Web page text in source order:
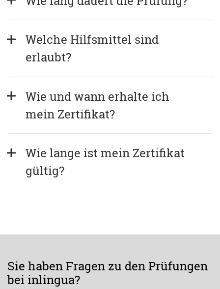
Welche Hilfsmittel sind
erlaubt?
Wie und wann erhalte ich
mein Zertifikat?
Wie lange ist mein Zertifikat
gültig?
Sie haben Fragen zu den Prüfungen
bei inlingua?